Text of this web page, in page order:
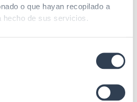
o que hayan recopilado a
hecho de sus servicios.
9/125 EXT SC-APC 120MT
FUND NG Gtlan